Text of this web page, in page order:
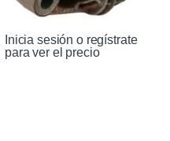
Inicia sesión o regístrate
para ver el precio